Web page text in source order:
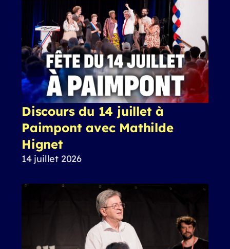
Discours du 14 juillet à
Paimpont avec Mathilde
Hignet
14 juillet 2026